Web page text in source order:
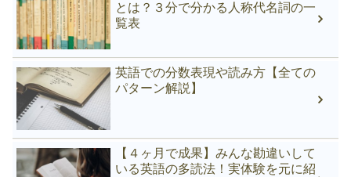
とは？３分で分かる人称代名詞の一
覧表
英語での分数表現や読み方【全ての
パターン解説】
【４ヶ月で成果】みんな勘違いして
いる英語の多読法！実体験を元に紹